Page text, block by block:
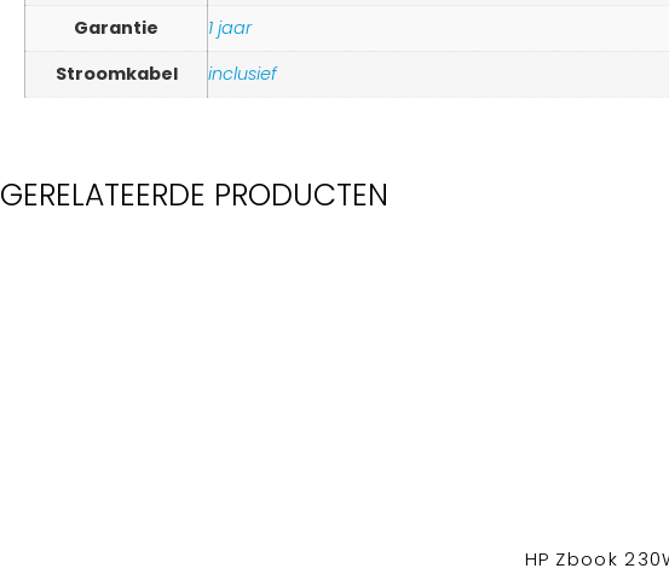
Garantie
1 jaar
Stroomkabel
inclusief
GERELATEERDE PRODUCTEN
HP Zbook